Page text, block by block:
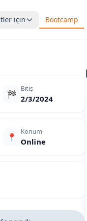
için Bootcamp
🏁
Bitiş
2/3/2024
📍
Konum
Online